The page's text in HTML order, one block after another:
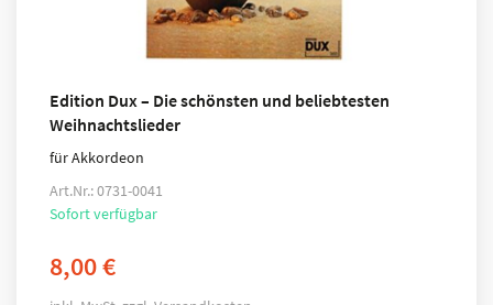
Edition Dux – Die schönsten und beliebtesten
Weihnachtslieder
für Akkordeon
Art.Nr.: 0731-0041
Sofort verfügbar
8,00€